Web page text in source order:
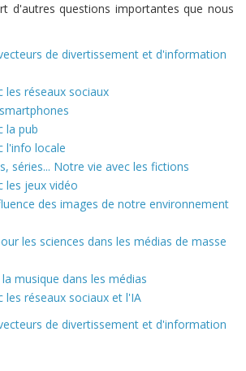
d'autres questions importantes que nous
de divertissement et d'information
les réseaux sociaux
la pub
l'info locale
séries... Notre vie avec les fictions
les jeux vidéo
des images de notre environnement
les sciences dans les médias de masse
musique dans les médias
les réseaux sociaux et l'IA
de divertissement et d'information